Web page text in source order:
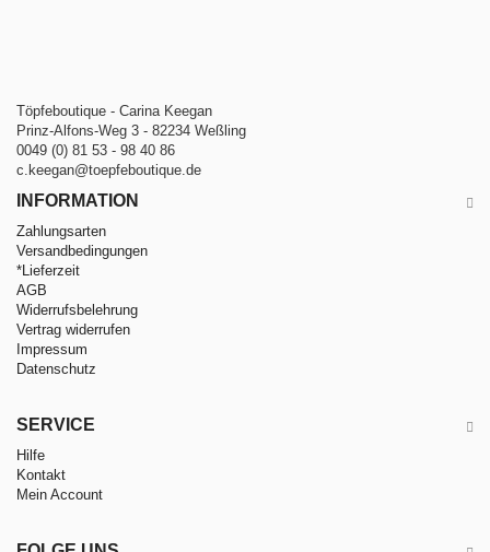
Töpfeboutique - Carina Keegan
Prinz-Alfons-Weg 3 - 82234 Weßling
0049 (0) 81 53 - 98 40 86
c.keegan@toepfeboutique.de
INFORMATION
Zahlungsarten
Versandbedingungen
*Lieferzeit
AGB
Widerrufsbelehrung
Vertrag widerrufen
Impressum
Datenschutz
SERVICE
Hilfe
Kontakt
Mein Account